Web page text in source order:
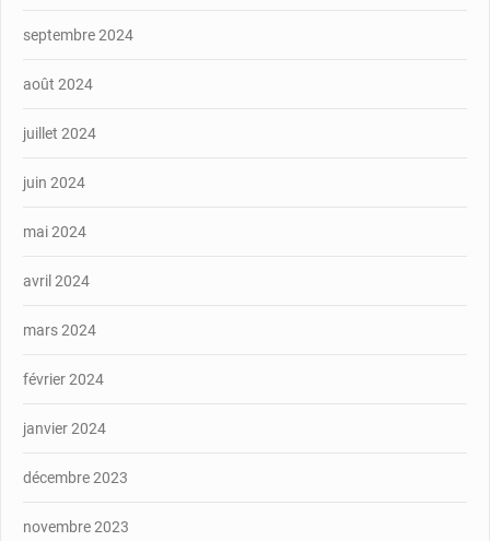
septembre 2024
août 2024
juillet 2024
juin 2024
mai 2024
avril 2024
mars 2024
février 2024
janvier 2024
décembre 2023
novembre 2023